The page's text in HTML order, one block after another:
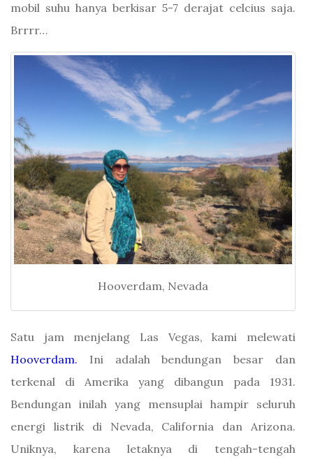
mobil suhu hanya berkisar 5-7 derajat celcius saja.
Brrrr…
Hooverdam, Nevada
Satu jam menjelang Las Vegas, kami melewati
Hooverdam. Ini adalah bendungan besar dan
terkenal di Amerika yang dibangun pada 1931.
Bendungan inilah yang mensuplai hampir seluruh
energi listrik di Nevada, California dan Arizona.
Uniknya, karena letaknya di tengah-tengah